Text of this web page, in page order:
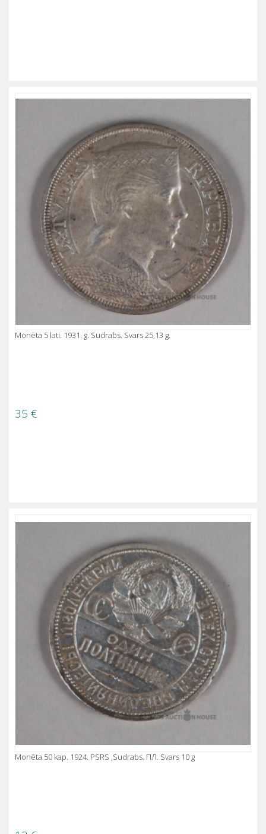
Monēta 5 lati. 1931. g. Sudrabs. Svars 25,13 g.
35 €
Monēta 50 kap. 1924. PSRS ,Sudrabs. ПЛ. Svars 10 g